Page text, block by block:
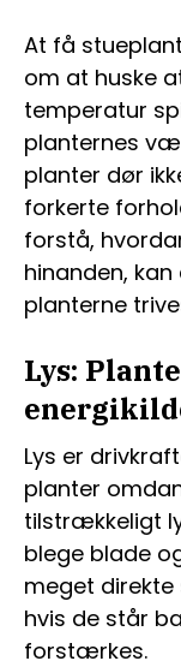
At få
om at huske
temperatur
planternes
planter dør
forkerte
forstå,
hinanden,
planterne
Lys:
Lys er
planter
tilstrækkeligt
blege blade
meget
hvis de står
forstærkes.